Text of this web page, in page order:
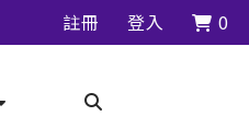
註冊 登入 0